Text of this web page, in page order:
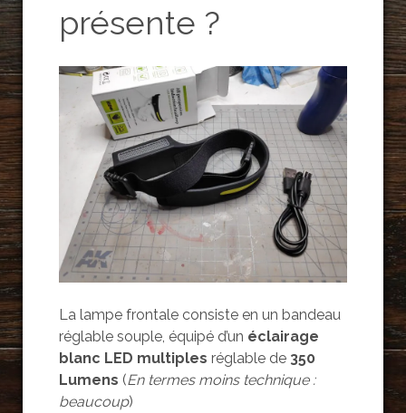
présente ?
La lampe frontale consiste en un bandeau
réglable souple, équipé d’un éclairage
blanc LED multiples réglable de 350
Lumens (En termes moins technique :
beaucoup)